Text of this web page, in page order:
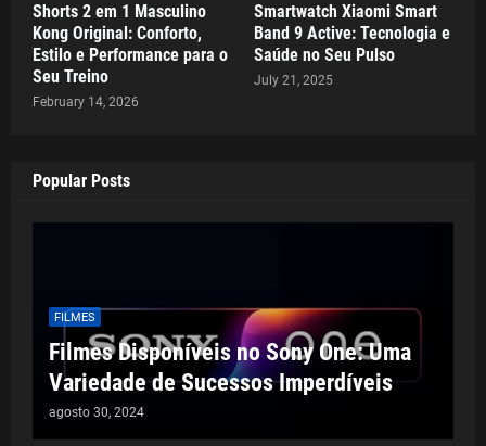
Shorts 2 em 1 Masculino
Kong Original: Conforto,
Estilo e Performance para o
Seu Treino
February 14, 2026
Smartwatch Xiaomi Smart
Band 9 Active: Tecnologia e
Saúde no Seu Pulso
July 21, 2025
Popular Posts
FILMES
Filmes Disponíveis no Sony One: Uma
Variedade de Sucessos Imperdíveis
agosto 30, 2024